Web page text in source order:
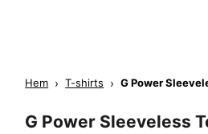
Hem › T-shirts › G Power
G Power Sleeveless